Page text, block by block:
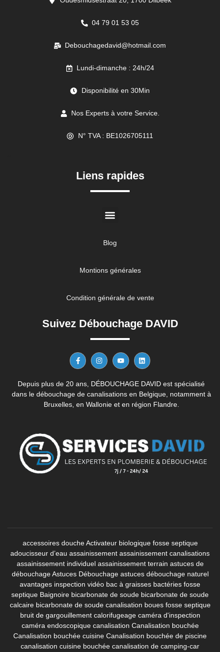
04 79 01 53 05
Debouchagedavid@hotmail.com
Lundi-dimanche : 24h/24
Disponibilité en 30Min
Nos Experts à votre Service.
N° TVA : BE1026705111
Liens rapides
Blog
Montions générales
Condition générale de vente
Suivez Débouchage DAVID
Depuis plus de 20 ans, DÉBOUCHAGE DAVID est spécialisé
dans le débouchage de canalisations en Belgique, notamment à
Bruxelles, en Wallonie et en région Flandre.
accessoires douche Activateur biologique fosse septique
adoucisseur d’eau assainissement assainissement canalisations
assainissement individuel assainissement terrain astuces de
débouchage Astuces Débouchage astuces débouchage naturel
avantages inspection vidéo bac à graisses bactéries fosse
septique Baignoire bicarbonate de soude bicarbonate de soude
calcaire bicarbonate de soude canalisation boues fosse septique
bruit de gargouillement calorifugeage caméra d'inspection
caméra endoscopique canalisation Canalisation bouchée
Canalisation bouchée cuisine Canalisation bouchée de piscine
canalisation cuisine bouchée canalisation de camping-car